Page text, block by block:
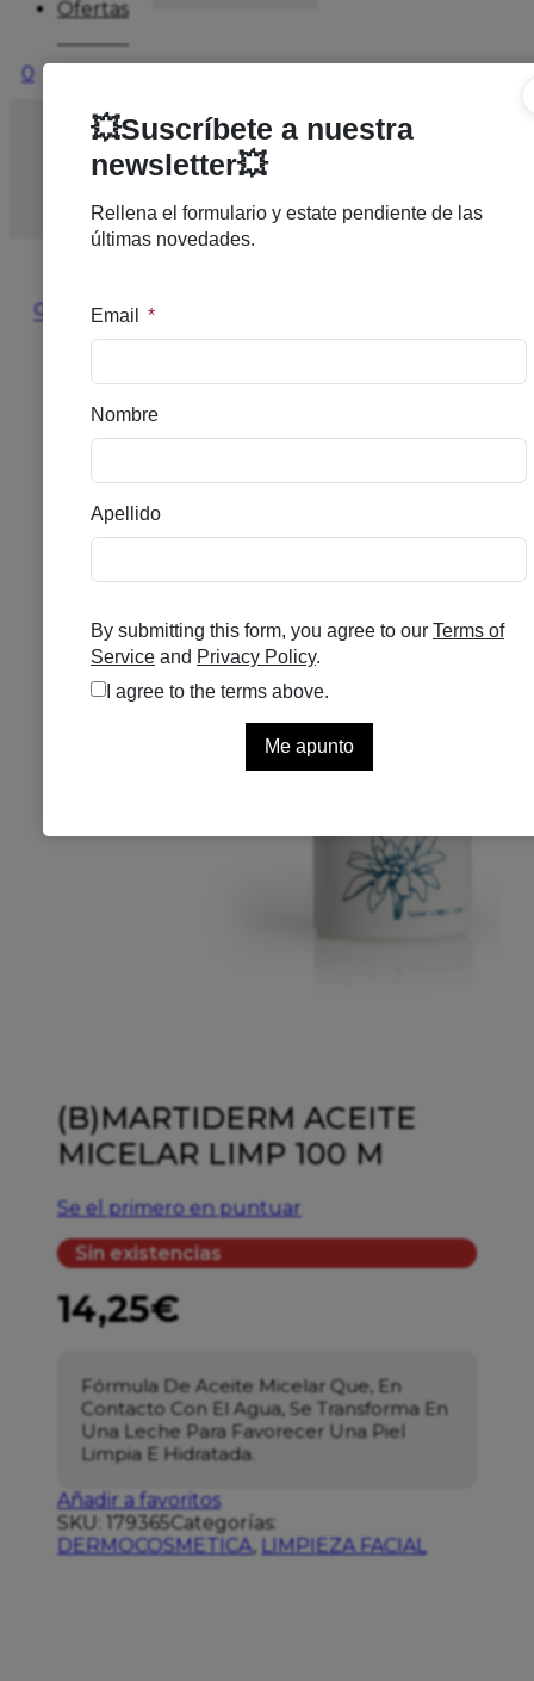
Ofertas
0
Inicio/DERMOCOSMETICA/ LIMPIEZA
FACIAL/(B)MARTIDERM ACEITE MICELAR LIMP
🔍
(B)MARTIDERM ACEITE
MICELAR LIMP 100 M
Se el primero en puntuar
Sin existencias
14,25€
Fórmula De Aceite Micelar Que, En
Contacto Con El Agua, Se Transforma En
Una Leche Para Favorecer Una Piel
Limpia E Hidratada.
Añadir a favoritos
SKU: 179365Categorías:
DERMOCOSMETICA, LIMPIEZA FACIAL